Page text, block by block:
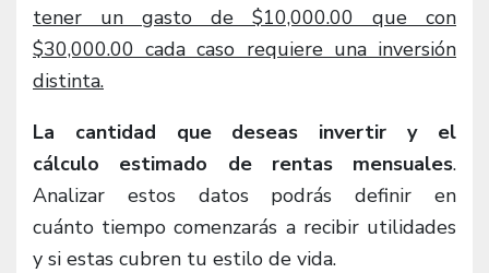
tener un gasto de $10,000.00 que con
$30,000.00 cada caso requiere una inversión
distinta.
La cantidad que deseas invertir y el
cálculo estimado de rentas mensuales.
Analizar estos datos podrás definir en
cuánto tiempo comenzarás a recibir utilidades
y si estas cubren tu estilo de vida.